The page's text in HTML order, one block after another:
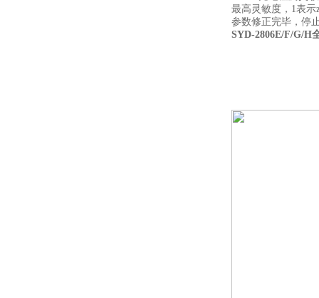
最高灵敏度，1表
参数修正完毕，停
SYD-2806E/F/G/H